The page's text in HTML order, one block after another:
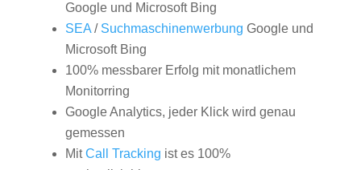
Google und Microsoft Bing
SEA/ Suchmaschinenwerbung Google und
Microsoft Bing
100% messbarer Erfolg mit monatlichem
Monitorring
Google Analytics, jeder Klick wird genau
gemessen
MitCall Tracking ist es 100%